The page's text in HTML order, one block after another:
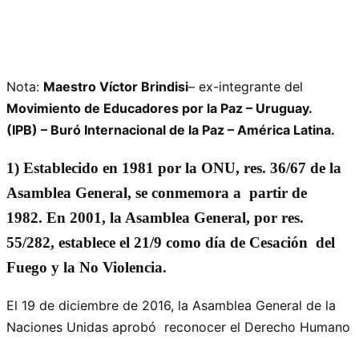
Nota: Maestro Víctor Brindisi– ex-integrante del
Movimiento de Educadores por la Paz – Uruguay.
(IPB) – Buró Internacional de la Paz – América Latina.
1) Establecido en 1981 por la ONU, res. 36/67 de la
Asamblea General, se conmemora a partir de
1982. En 2001, la Asamblea General, por res.
55/282, establece el 21/9 como día de Cesación del
Fuego y la No Violencia.
El 19 de diciembre de 2016, la Asamblea General de la
Naciones Unidas aprobó reconocer el Derecho Humano